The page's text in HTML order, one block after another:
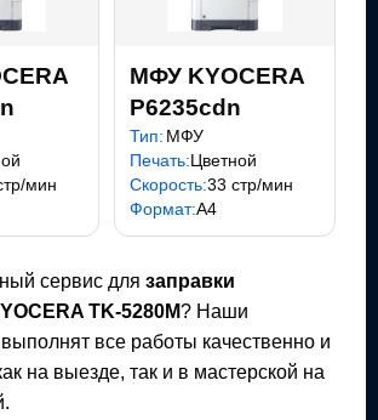
мин
МФУ KYOCERA
P6235cdn
Тип: МФУ
Печать:Цветной
Скорость:33 стр/мин
Формат:A4
сервис для заправки
TK-5280M? Наши
все работы качественно и
на выезде, так и в мастерской на